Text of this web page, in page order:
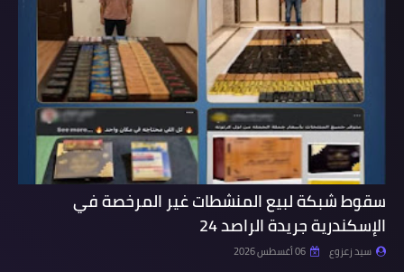
سقوط شبكة لبيع المنشطات غير المرخصة في
الإسكندرية جريدة الراصد 24
سيد زعزوع 06 أغسطس 2026